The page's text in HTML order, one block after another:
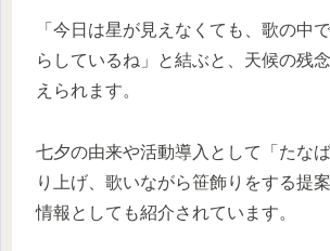
「今日は星が見えなくても、歌の中
らしているね」と結ぶと、天候の残
えられます。
七夕の由来や活動導入として「たな
り上げ、歌いながら笹飾りをする提
情報としても紹介されています。